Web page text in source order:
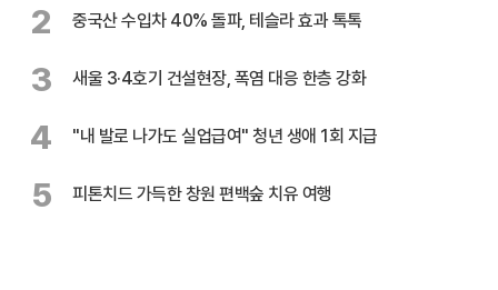
2 중국산 수입차 40% 돌파, 테슬라 효과 톡톡
3 새울 3·4호기 건설현장, 폭염 대응 한층 강화
4 "내 발로 나가도 실업급여" 청년 생애 1회 지급
5 피톤치드 가득한 창원 편백숲 치유 여행